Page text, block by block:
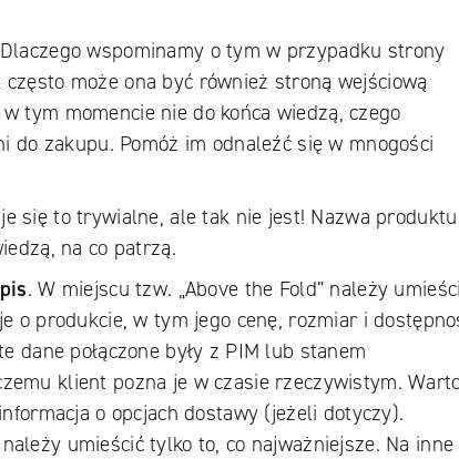
wspominamy o tym w przypadku strony
może ona być również stroną wejściową
tym momencie nie do końca wiedzą, czego
do zakupu. Pomóż im odnaleźć się w mnogości
się to trywialne, ale tak nie jest! Nazwa produktu
na co patrzą.
. W miejscu tzw. „Above the Fold” należy
o produkcie, w tym jego cenę, rozmiar i
dane połączone były z PIM lub stanem
klient pozna je w czasie rzeczywistym.
o opcjach dostawy (jeżeli dotyczy).
umieścić tylko to, co najważniejsze. Na